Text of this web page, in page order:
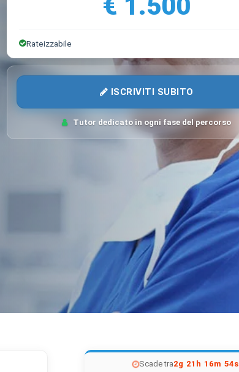
Rateizzabile
ISCRIVITI SUBITO
Tutor dedicato in ogni fase del percorso
Scade tra2g 21h 16m 52s